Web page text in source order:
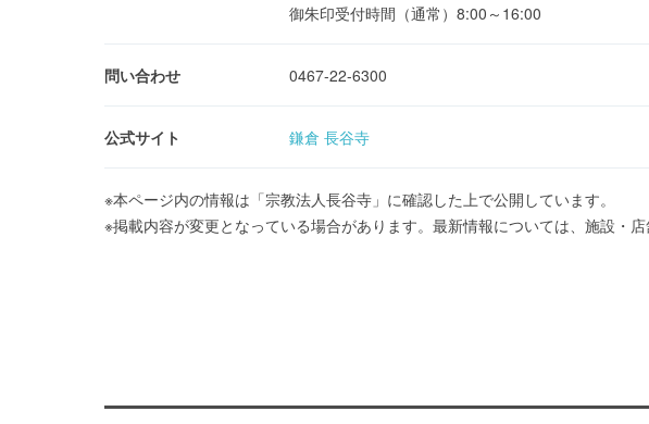
御朱印受付時間（通常）8:00～16:00
問い合わせ 0467-22-6300
公式サイト 鎌倉 長谷寺
※本ページ内の情報は「宗教法人長谷寺」に確認した上で公開しています。
※掲載内容が変更となっている場合があります。最新情報については、施設・店